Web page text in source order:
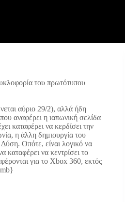
του πρωτότυπου
αύριο 29/2), αλλά ήδη
αναφέρει η ιαπωνική σελίδα
καταφέρει να κερδίσει την
η άλλη δημιουργία του
Οπότε, είναι λογικό να
καταφέρει να κεντρίσει το
για το Xbox 360, εκτός